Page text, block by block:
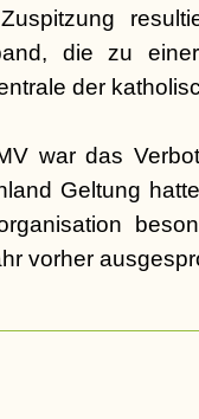
die zu
der
war das
Geltung
vorher